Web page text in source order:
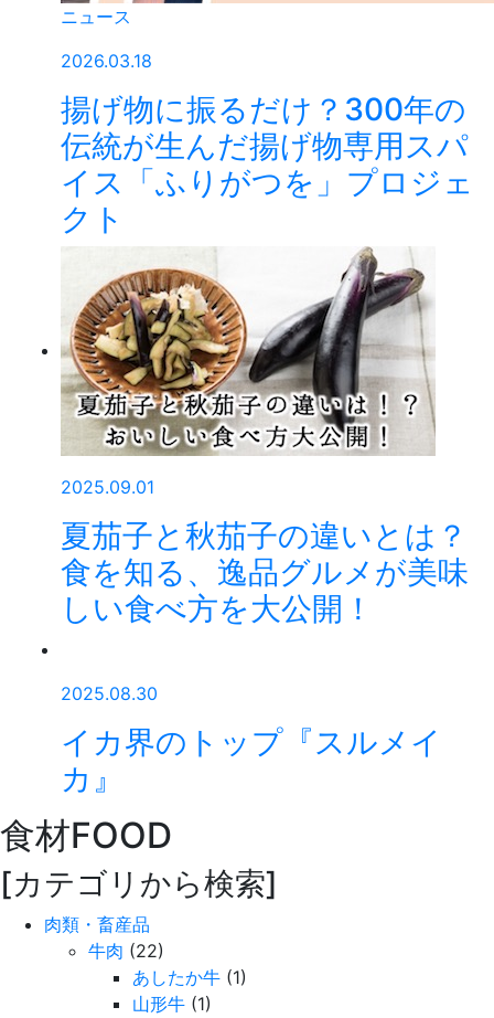
ニュース
2026.03.18
揚げ物に振るだけ？300年の
伝統が生んだ揚げ物専用スパ
イス「ふりがつを」プロジェ
クト
2025.09.01
夏茄子と秋茄子の違いとは？
食を知る、逸品グルメが美味
しい食べ方を大公開！
2025.08.30
イカ界のトップ『スルメイ
カ』
食材FOOD
[カテゴリから検索]
肉類・畜産品
牛肉 (22)
あしたか牛 (1)
山形牛 (1)